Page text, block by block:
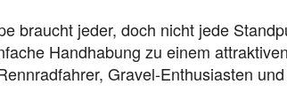
braucht jeder, doch nicht jede
Handhabung zu einem
Gravel-Enthusiasten